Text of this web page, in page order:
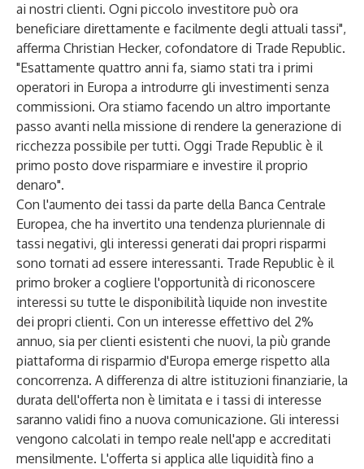
ai nostri clienti. Ogni piccolo investitore può ora
beneficiare direttamente e facilmente degli attuali tassi",
afferma Christian Hecker, cofondatore di Trade Republic.
"Esattamente quattro anni fa, siamo stati tra i primi
operatori in Europa a introdurre gli investimenti senza
commissioni. Ora stiamo facendo un altro importante
passo avanti nella missione di rendere la generazione di
ricchezza possibile per tutti. Oggi Trade Republic è il
primo posto dove risparmiare e investire il proprio
denaro".
Con l'aumento dei tassi da parte della Banca Centrale
Europea, che ha invertito una tendenza pluriennale di
tassi negativi, gli interessi generati dai propri risparmi
sono tornati ad essere interessanti. Trade Republic è il
primo broker a cogliere l'opportunità di riconoscere
interessi su tutte le disponibilità liquide non investite
dei propri clienti. Con un interesse effettivo del 2%
annuo, sia per clienti esistenti che nuovi, la più grande
piattaforma di risparmio d'Europa emerge rispetto alla
concorrenza. A differenza di altre istituzioni finanziarie, la
durata dell'offerta non è limitata e i tassi di interesse
saranno validi fino a nuova comunicazione. Gli interessi
vengono calcolati in tempo reale nell'app e accreditati
mensilmente. L'offerta si applica alle liquidità fino a